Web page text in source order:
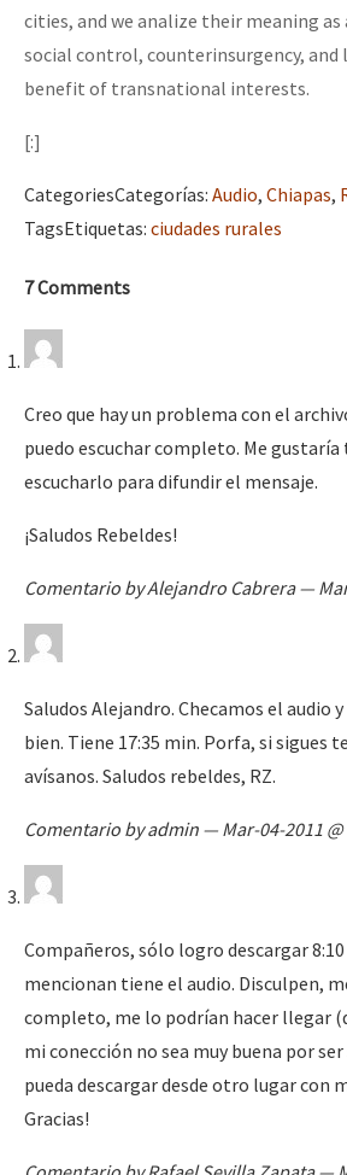
MULTIMEDIA
Otras secciones
la naturaleza bajo asedio)
Libros para descargar
Eventos
Contacto
Se o México sabe, que o mundo saiba!
cities, and we analize their meaning
social control, counterinsurgency, and
benefit of transnational interests.
[:]
CategoriesCategorías: Audio, Chiapas,
TagsEtiquetas: ciudades rurales
7 Comments
Creo que hay un problema con el
puedo escuchar completo. Me
escucharlo para difundir el mensaje.
¡Saludos Rebeldes!
Comentario by Alejandro Cabrera —
Saludos Alejandro. Checamos el audio
bien. Tiene 17:35 min. Porfa, si sigues
avísanos. Saludos rebeldes, RZ.
Comentario by admin — Mar-04-2011 @
Compañeros, sólo logro descargar 8:10
mencionan tiene el audio. Disculpen,
completo, me lo podrían hacer llegar
mi conección no sea muy buena por
pueda descargar desde otro lugar con
Gracias!